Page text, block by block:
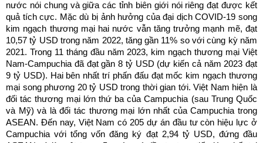
nước nói chung và giữa các tỉnh biên giới nói riêng đạt được kết
quả tích cực. Mặc dù bị ảnh hưởng của đại dịch COVID-19 song
kim ngạch thương mại hai nước vẫn tăng trưởng mạnh mẽ, đạt
10,57 tỷ USD trong năm 2022, tăng gần 11% so với cùng kỳ năm
2021. Trong 11 tháng đầu năm 2023, kim ngạch thương mại Việt
Nam-Campuchia đã đạt gần 8 tỷ USD (dự kiến cả năm 2023 đạt
9 tỷ USD). Hai bên nhất trí phấn đấu đạt mốc kim ngạch thương
mại song phương 20 tỷ USD trong thời gian tới. Việt Nam hiện là
đối tác thương mại lớn thứ ba của Campuchia (sau Trung Quốc
và Mỹ) và là đối tác thương mại lớn nhất của Campuchia trong
ASEAN. Đến nay, Việt Nam có 205 dự án đầu tư còn hiệu lực ở
Campuchia với tổng vốn đăng ký đạt 2,94 tỷ USD, đứng đầu